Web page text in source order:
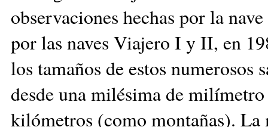
observaciones hechas por la
por las naves Viajero I y II, en
los tamaños de estos
desde una milésima de
kilómetros (como montañas). La